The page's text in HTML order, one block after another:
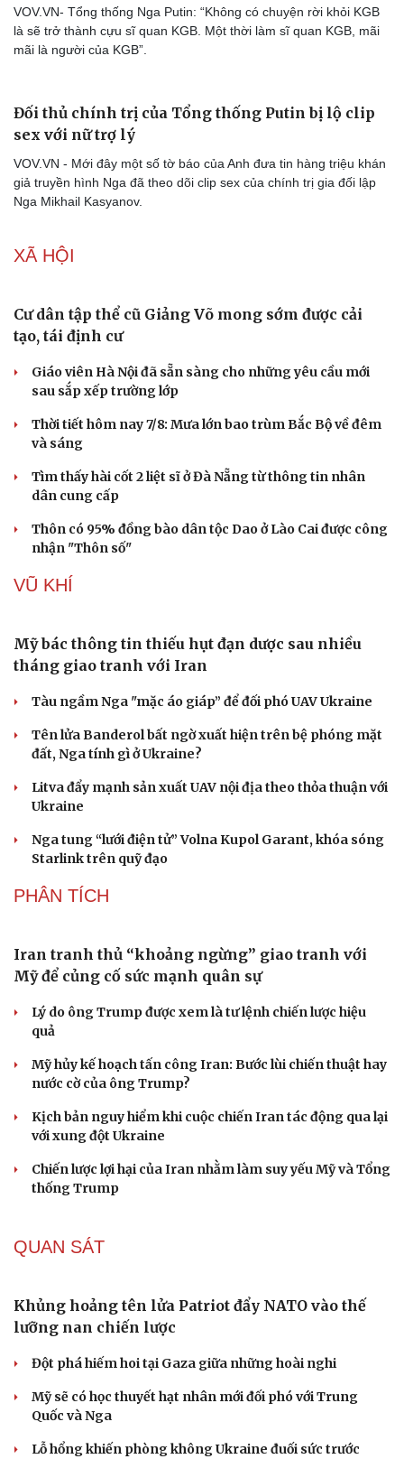
Du lịch
Tư vấn
Săn Tour
check-in
Podcast
VOV.VN- Tổng thống Nga Putin: “Không có chuyện rời khỏi KGB
là sẽ trở thành cựu sĩ quan KGB. Một thời làm sĩ quan KGB, mãi
mãi là người của KGB”.
Đối thủ chính trị của Tổng thống Putin bị lộ clip
sex với nữ trợ lý
VOV.VN - Mới đây một số tờ báo của Anh đưa tin hàng triệu khán
giả truyền hình Nga đã theo dõi clip sex của chính trị gia đối lập
Nga Mikhail Kasyanov.
XÃ HỘI
Cư dân tập thể cũ Giảng Võ mong sớm được cải
tạo, tái định cư
Giáo viên Hà Nội đã sẵn sàng cho những yêu cầu mới
sau sắp xếp trường lớp
Thời tiết hôm nay 7/8: Mưa lớn bao trùm Bắc Bộ về đêm
và sáng
Tìm thấy hài cốt 2 liệt sĩ ở Đà Nẵng từ thông tin nhân
dân cung cấp
Thôn có 95% đồng bào dân tộc Dao ở Lào Cai được công
nhận "Thôn số"
VŨ KHÍ
Mỹ bác thông tin thiếu hụt đạn dược sau nhiều
tháng giao tranh với Iran
Tàu ngầm Nga "mặc áo giáp” để đối phó UAV Ukraine
đất, Nga tính gì ở Ukraine?
Litva đẩy mạnh sản xuất UAV nội địa theo thỏa thuận với
Nga tung “lưới điện tử” Volna Kupol Garant, khóa sóng
PHÂN TÍCH
Iran tranh thủ “khoảng ngừng” giao tranh với
Mỹ để củng cố sức mạnh quân sự
Mỹ hủy kế hoạch tấn công Iran: Bước lùi chiến thuật hay
Kịch bản nguy hiểm khi cuộc chiến Iran tác động qua lại
với xung đột Ukraine
Chiến lược lợi hại của Iran nhằm làm suy yếu Mỹ và Tổng
QUAN SÁT